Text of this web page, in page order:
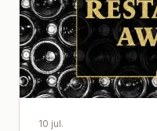
10 jul.